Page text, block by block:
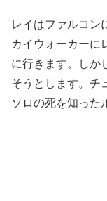
レイはファルコン
カイウォーカーに
に行きます。しか
そうとします。チ
ソロの死を知った